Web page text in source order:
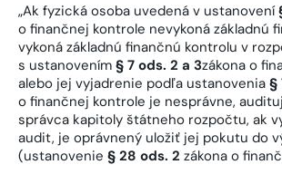
„Ak fyzická osoba uvedená v ustanovení
o finančnej kontrole nevykoná základnú
vykoná základnú finančnú kontrolu v
s ustanovením § 7 ods. 2 a 3zákona o
alebo jej vyjadrenie podľa ustanovenia §
o finančnej kontrole je nesprávne,
správca kapitoly štátneho rozpočtu, ak
audit, je oprávnený uložiť jej pokutu do
(ustanovenie § 28 ods. 2 zákona o